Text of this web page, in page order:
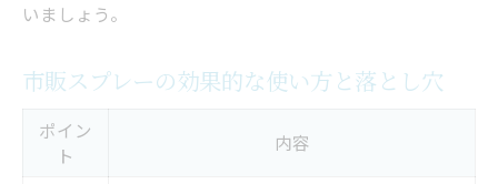
いましょう。
市販スプレーの効果的な使い方と落とし穴
ポイン
ト
内容